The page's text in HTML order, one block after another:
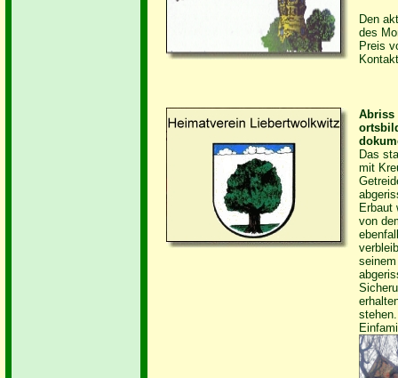
Den
des
Preis
Abriss
Das
mit
Erbaut
von